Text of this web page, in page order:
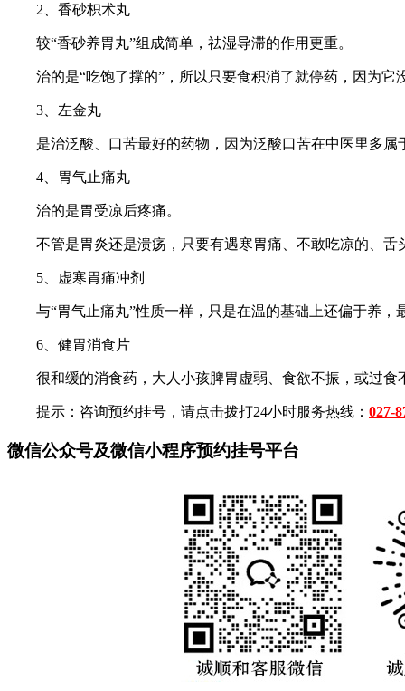
2、香砂枳术丸
较“香砂养胃丸”组成简单，祛湿导滞的作用更重。
治的是“吃饱了撑的”，所以只要食积消了就停药，因为它
3、左金丸
是治泛酸、口苦最好的药物，因为泛酸口苦在中医里多属
4、胃气止痛丸
治的是胃受凉后疼痛。
不管是胃炎还是溃疡，只要有遇寒胃痛、不敢吃凉的、舌
5、虚寒胃痛冲剂
与“胃气止痛丸”性质一样，只是在温的基础上还偏于养，
6、健胃消食片
很和缓的消食药，大人小孩脾胃虚弱、食欲不振，或过食
提示：咨询预约挂号，请点击拨打24小时服务热线： 027-
微信公众号及微信小程序预约挂号平台